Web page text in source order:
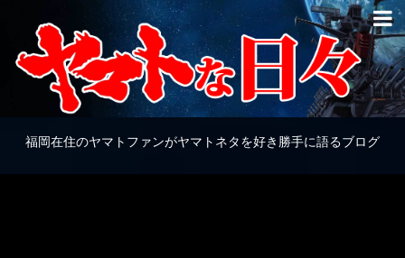
福岡在住のヤマトファンがヤマトネタを好き勝手に語るブログ